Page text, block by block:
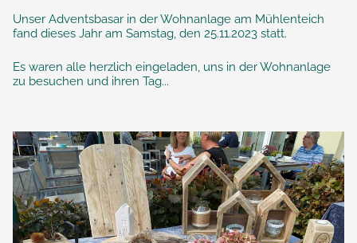
Unser Adventsbasar in der Wohnanlage am Mühlenteich
fand dieses Jahr am Samstag, den 25.11.2023 statt.
Es waren alle herzlich eingeladen, uns in der Wohnanlage
zu besuchen und ihren Tag...